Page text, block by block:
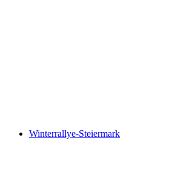
Winterrallye-Steiermark